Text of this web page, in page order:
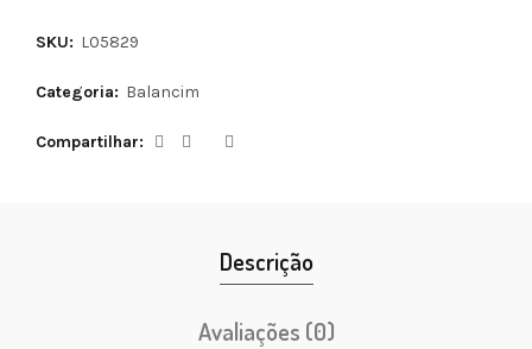
SKU: L05829
Categoria: Balancim
Compartilhar
Descrição
Avaliações (0)